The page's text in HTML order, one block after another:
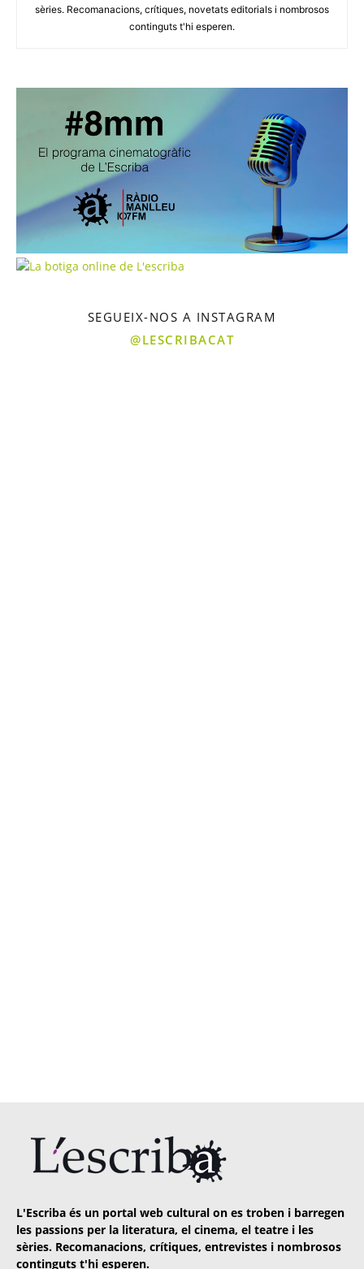
sèries. Recomanacions, crítiques, novetats editorials i nombrosos
continguts t'hi esperen.
SEGUEIX-NOS A INSTAGRAM
@LESCRIBACAT
L'Escriba és un portal web cultural on es troben i barregen
les passions per la literatura, el cinema, el teatre i les
sèries. Recomanacions, crítiques, entrevistes i nombrosos
continguts t'hi esperen.